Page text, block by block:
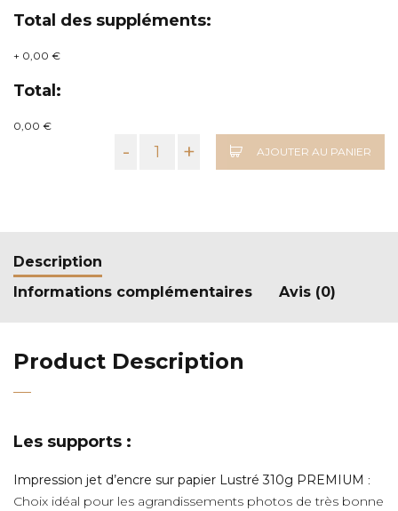
Total des suppléments:
+ 0,00 €
Total:
0,00 €
- + AJOUTER AU PANIER
Description
Informations complémentaires
Avis (0)
Product Description
Les supports :
Impression jet d’encre sur papier Lustré 310g PREMIUM :
Choix idéal pour les agrandissements photos de très bonne